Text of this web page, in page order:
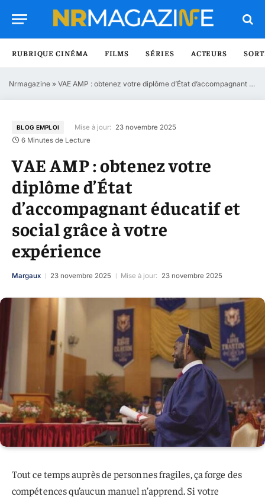
RUBRIQUE CINÉMA FILMS SÉRIES ACTEURS
Nrmagazine » VAE AMP : obtenez votre diplôme d’État d’accompagnant éducatif et social grâce à votre expérience
BLOG EMPLOI Mise à jour: 23 novembre 2025
6 Minutes de Lecture
VAE AMP : obtenez votre
diplôme d’État
d’accompagnant éducatif et
social grâce à votre
expérience
Margaux 23 novembre 2025 Mise à jour: 23 novembre 2025
Tout ce temps auprès de personnes fragiles, ça forge des
compétences qu’aucun manuel n’apprend. Si votre